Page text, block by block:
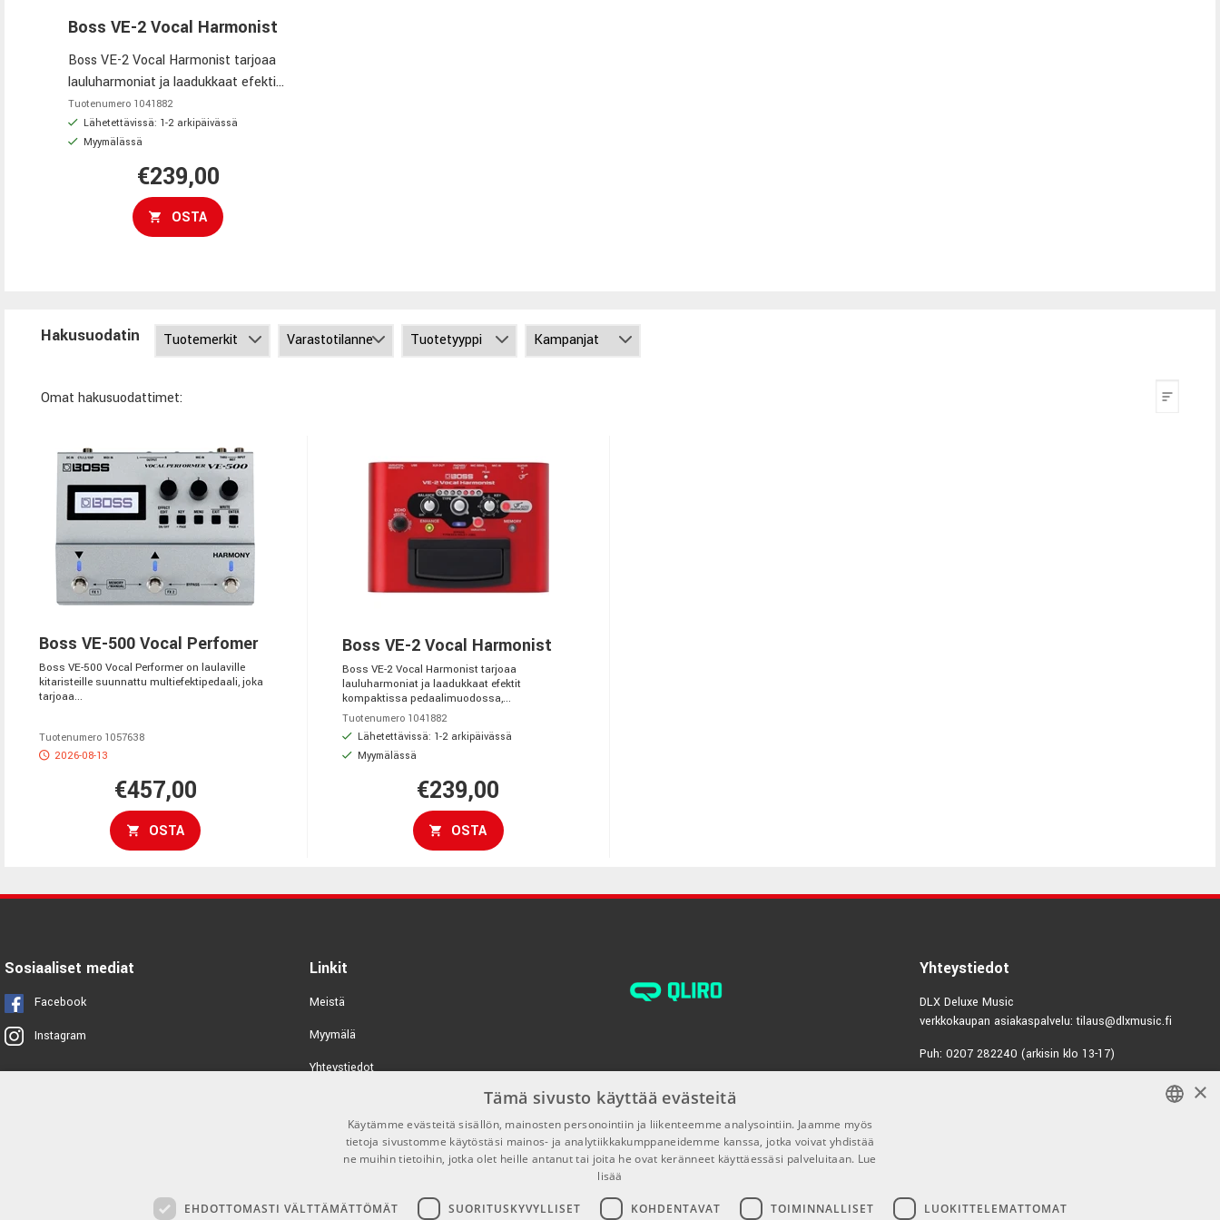
Boss VE-2 Vocal Harmonist
Boss VE-2 Vocal Harmonist tarjoaa
lauluharmoniat ja laadukkaat efektit
kompaktissa pedaalimuodossa,
täydellinen liveen ja studiossa.
Tuotenumero 1041882
Lähetettävissä: 1-2 arkipäivässä
Myymälässä
€239,00
OSTA
Hakusuodatin
Omat hakusuodattimet:
Boss VE-500 Vocal Perfomer
Boss VE-500 Vocal Performer on laulaville
kitaristeille suunnattu multiefektipedaali, joka
tarjoaa...
Tuotenumero 1057638
2026-08-13
€457,00
OSTA
Boss VE-2 Vocal Harmonist
Boss VE-2 Vocal Harmonist tarjoaa
lauluharmoniat ja laadukkaat efektit
kompaktissa pedaalimuodossa,...
Tuotenumero 1041882
Lähetettävissä: 1-2 arkipäivässä
Myymälässä
€239,00
OSTA
Sosiaaliset mediat
Facebook
Instagram
Linkit
Meistä
Myymälä
Yhteystiedot
Toimitusehdot
Yhteystiedot
DLX Deluxe Music
verkkokaupan asiakaspalvelu: tilaus@dlxmusic.fi
Puh: 0207 282240 (arkisin klo 13-17)
×
Tämä sivusto käyttää evästeitä
Käytämme evästeitä sisällön, mainosten personointiin ja liikenteemme analysointiin. Jaamme myös
tietoja sivustomme käytöstäsi mainos- ja analytiikkakumppaneidemme kanssa, jotka voivat yhdistää
ne muihin tietoihin, jotka olet heille antanut tai joita he ovat keränneet käyttäessäsi palveluitaan. Lue
lisää
EHDOTTOMASTI VÄLTTÄMÄTTÖMÄT SUORITUSKYVYLLISET KOHDENTAVAT TOIMINNALLISET LUOKITTELEMATTOMAT